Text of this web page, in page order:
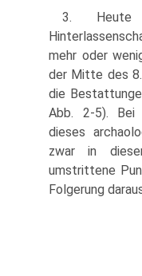
3. Heute
mehr oder
der Mitte des 8.
die
Abb. 2-5). Bei
dieses
zwar in
umstrittene
Folgerung